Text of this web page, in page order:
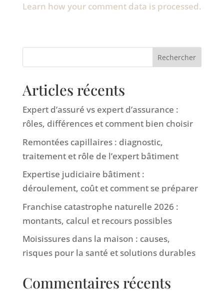
Learn how your comment data is processed.
Rechercher
Articles récents
Expert d’assuré vs expert d’assurance :
rôles, différences et comment bien choisir
Remontées capillaires : diagnostic,
traitement et rôle de l’expert bâtiment
Expertise judiciaire bâtiment :
déroulement, coût et comment se préparer
Franchise catastrophe naturelle 2026 :
montants, calcul et recours possibles
Moisissures dans la maison : causes,
risques pour la santé et solutions durables
Commentaires récents